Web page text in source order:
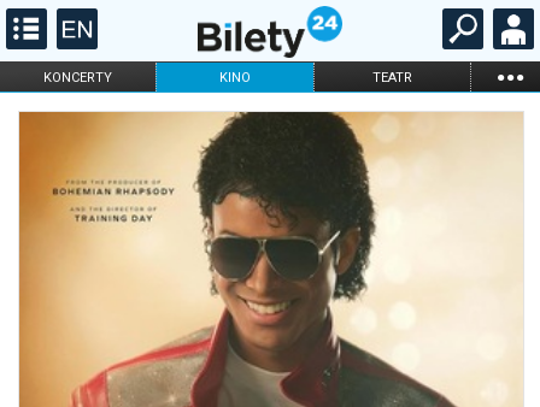
KONCERTY KINO TEATR ...
FILHARMONIA OPERA I BALET
STAND-UP
KARNETY